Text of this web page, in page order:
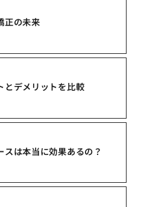
正の未来
とデメリットを比較
は本当に効果あるの？